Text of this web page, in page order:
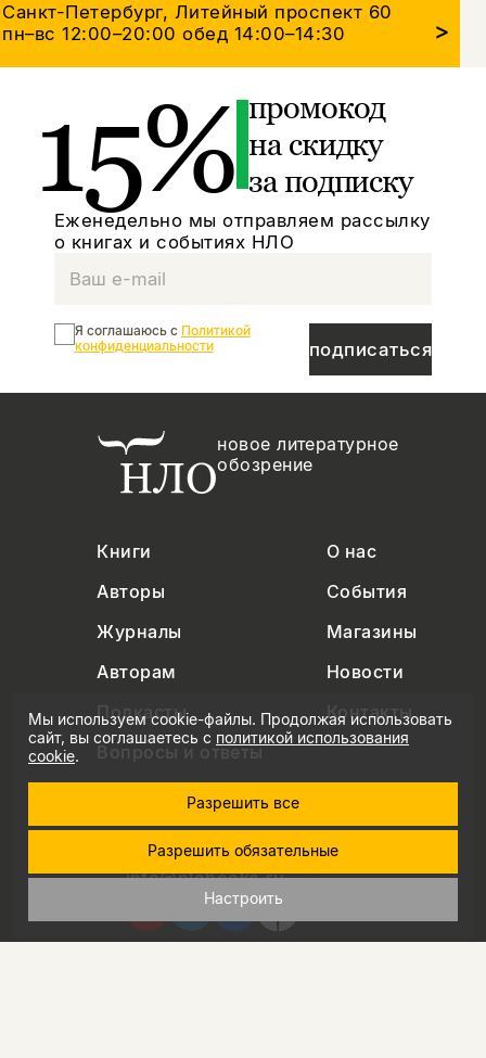
Санкт-Петербург, Литейный проспект 60
пн–вс 12:00–20:00обед 14:00–14:30 >
15% промокод
на скидку
за подписку
Еженедельно мы отправляем рассылку
о книгах и событиях НЛО
подписаться
Я соглашаюсь с Политикой
конфиденциальности
новое литературное
обозрение
Книги
О нас
Авторы
События
Журналы
Магазины
Авторам
Новости
Подкасты
Контакты
Вопросы и ответы
+7 (495) 229-91-03
info@nlobooks.ru
Мы используем cookie-файлы. Продолжая использовать
сайт, вы соглашаетесь с политикой использования
cookie.
Разрешить все
Разрешить обязательные
Настроить